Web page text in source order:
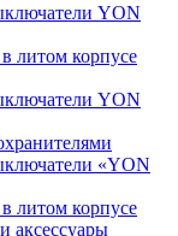
YON
литом корпусе
YON
«YON
литом корпусе
аксессуары